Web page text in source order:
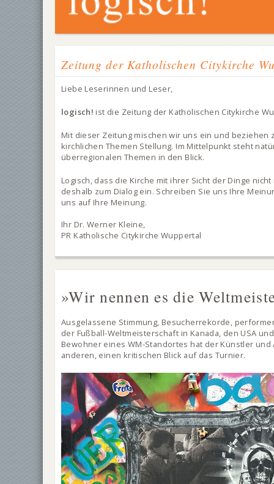
Zeitung der Katholischen Citykirche
Liebe Leserinnen und Leser,
logisch! ist die Zeitung der Katholischen Citykirche
Mit dieser Zeitung mischen wir uns ein und
kirchlichen Themen Stellung. Im Mittelpunkt steht
überregionalen Themen in den Blick.
Logisch, dass die Kirche mit ihrer Sicht der Dinge
deshalb zum Dialog ein. Schreiben Sie uns Ihre
uns auf Ihre Meinung.
Ihr Dr. Werner Kleine,
PR Katholische Citykirche Wuppertal
»Wir nennen es die
Ausgelassene Stimmung, Besucherrekorde,
der Fußball-Weltmeisterschaft in Kanada, den USA
Bewohner eines WM-Standortes hat der Künstler
anderen, einen kritischen Blick auf das Turnier.